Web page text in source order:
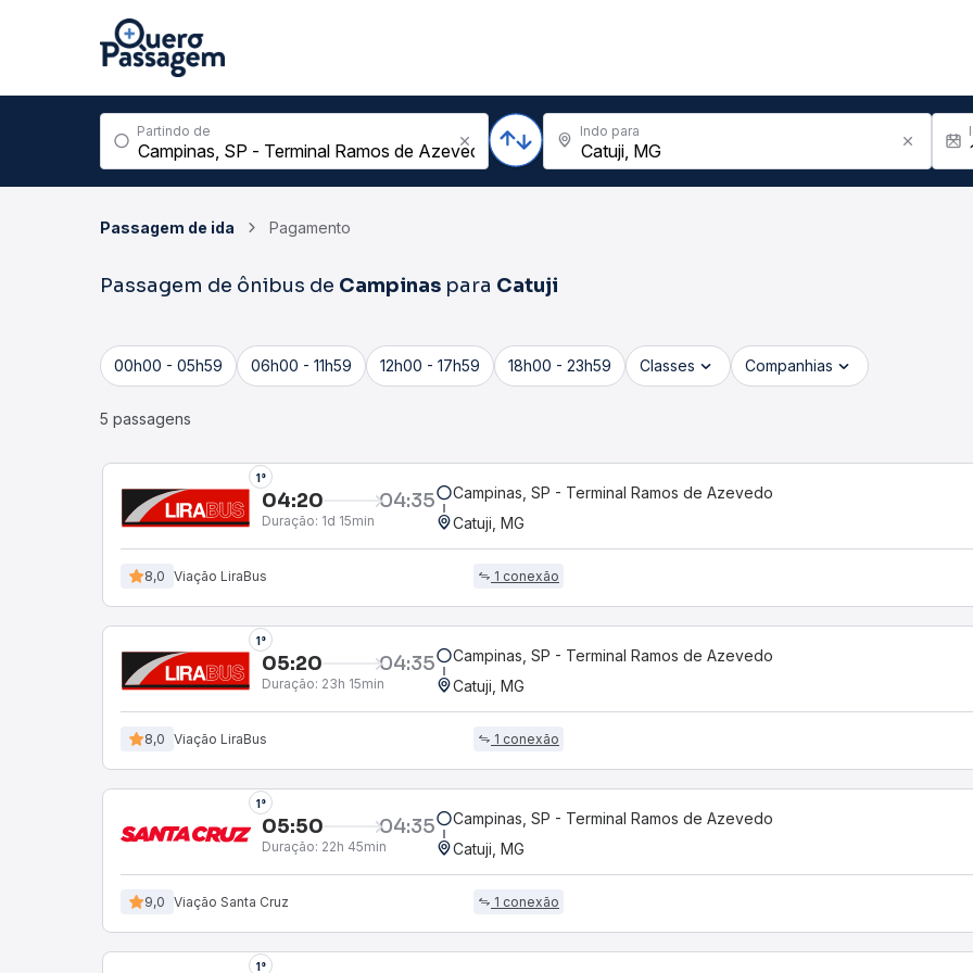
Partindo de Indo para
Passagem de ida Pagamento
Passagem de ônibus de Campinas para Catuji
00h00 - 05h59 06h00 - 11h59 12h00 - 17h59 18h00 - 23h59 Classes Companhias
5 passagens
1°
04:20 04:35
Duração: 1d 15min
Campinas, SP - Terminal Ramos de Azevedo
Catuji, MG
8,0 Viação LiraBus 1 conexão
1°
05:20 04:35
Duração: 23h 15min
Campinas, SP - Terminal Ramos de Azevedo
Catuji, MG
8,0 Viação LiraBus 1 conexão
1°
05:50 04:35
Duração: 22h 45min
Campinas, SP - Terminal Ramos de Azevedo
Catuji, MG
9,0 Viação Santa Cruz 1 conexão
1°